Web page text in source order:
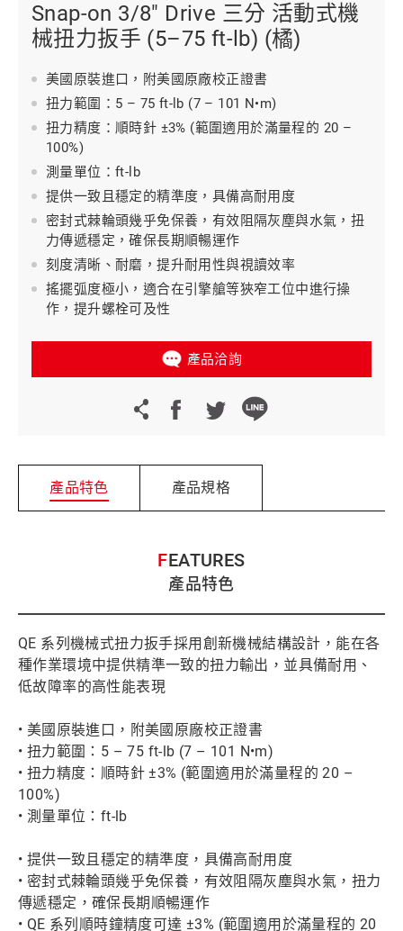
Snap-on 3/8" Drive 三分 活動式機
械扭力扳手 (5–75 ft-lb) (橘)
美國原裝進口，附美國原廠校正證書
扭力範圍：5 – 75 ft-lb (7 – 101 N•m)
扭力精度：順時針 ±3% (範圍適用於滿量程的 20 –
100%)
測量單位：ft-lb
提供一致且穩定的精準度，具備高耐用度
密封式棘輪頭幾乎免保養，有效阻隔灰塵與水氣，扭
力傳遞穩定，確保長期順暢運作
刻度清晰、耐磨，提升耐用性與視讀效率
搖擺弧度極小，適合在引擎艙等狹窄工位中進行操
作，提升螺栓可及性
產品洽詢
產品特色 產品規格
FEATURES
產品特色
QE 系列機械式扭力扳手採用創新機械結構設計，能在各
種作業環境中提供精準一致的扭力輸出，並具備耐用、
低故障率的高性能表現
• 美國原裝進口，附美國原廠校正證書
• 扭力範圍：5 – 75 ft-lb (7 – 101 N•m)
• 扭力精度：順時針 ±3% (範圍適用於滿量程的 20 –
100%)
• 測量單位：ft-lb
• 提供一致且穩定的精準度，具備高耐用度
• 密封式棘輪頭幾乎免保養，有效阻隔灰塵與水氣，扭力
傳遞穩定，確保長期順暢運作
• QE 系列順時鐘精度可達 ±3% (範圍適用於滿量程的 20